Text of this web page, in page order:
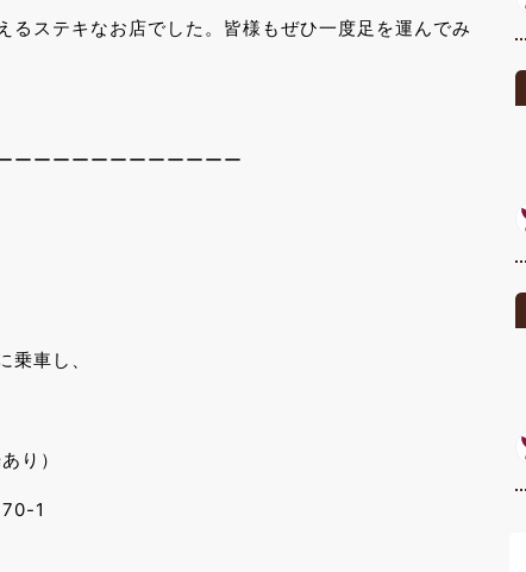
ステキなお店でした。皆様もぜひ一度足を運んでみ
ーーーーーーーーーーーー
車し、
）
1